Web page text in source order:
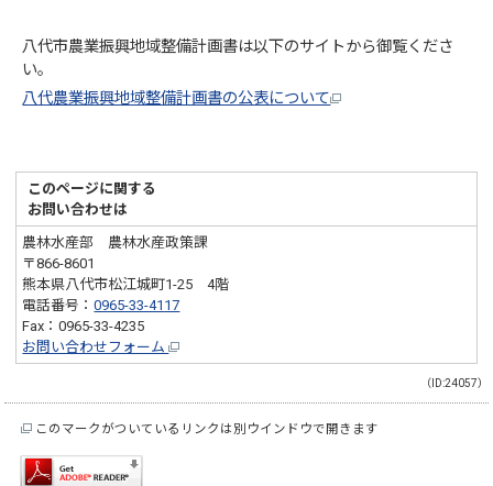
八代市農業振興地域整備計画書は以下のサイトから御覧くださ
い。
八代農業振興地域整備計画書の公表について
このページに関する
お問い合わせは
農林水産部 農林水産政策課
〒866-8601
熊本県八代市松江城町1-25 4階
電話番号：0965-33-4117
Fax：0965-33-4235
お問い合わせフォーム
（ID:24057）
このマークがついているリンクは別ウインドウで開きます